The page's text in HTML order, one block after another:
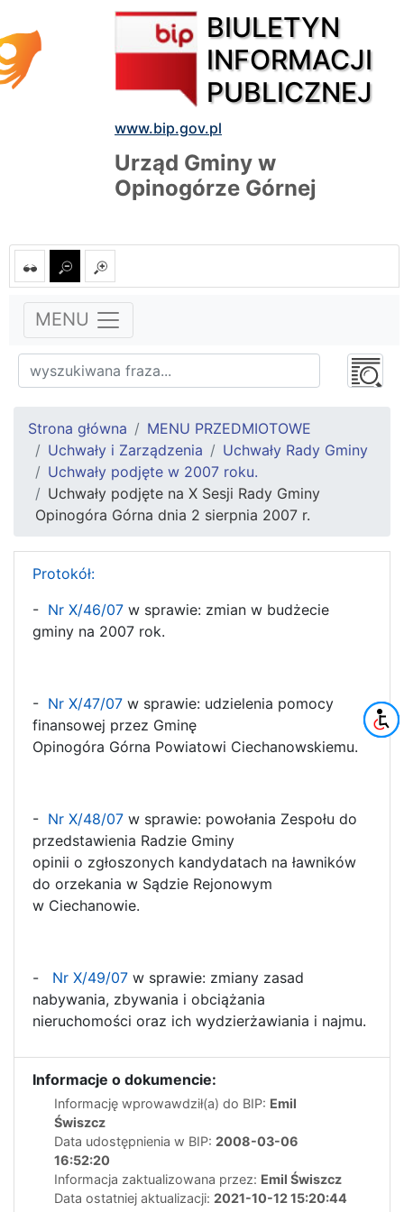
BIULETYN
INFORMACJI
PUBLICZNEJ
www.bip.gov.pl
Urząd Gminy w
Opinogórze Górnej
MENU
Strona główna
MENU PRZEDMIOTOWE
Uchwały i Zarządzenia
Uchwały Rady Gminy
Uchwały podjęte w 2007 roku.
Uchwały podjęte na X Sesji Rady Gminy
Opinogóra Górna dnia 2 sierpnia 2007 r.
Protokół:
- Nr X/46/07 w sprawie: zmian w budżecie
gminy na 2007 rok.
- Nr X/47/07 w sprawie: udzielenia pomocy
finansowej przez Gminę
Opinogóra Górna Powiatowi Ciechanowskiemu.
- Nr X/48/07 w sprawie: powołania Zespołu do
przedstawienia Radzie Gminy
opinii o zgłoszonych kandydatach na ławników
do orzekania w Sądzie Rejonowym
w Ciechanowie.
- Nr X/49/07 w sprawie: zmiany zasad
nabywania, zbywania i obciążania
nieruchomości oraz ich wydzierżawiania i najmu.
Informacje o dokumencie:
Informację wprowawdził(a) do BIP: Emil
Świszcz
Data udostępnienia w BIP: 2008-03-06
16:52:20
Informacja zaktualizowana przez: Emil Świszcz
Data ostatniej aktualizacji: 2021-10-12 15:20:44